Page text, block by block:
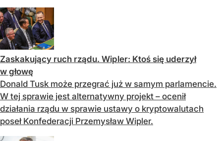
Zaskakujący ruch rządu. Wipler: Ktoś się uderzył
w głowę
Donald Tusk może przegrać już w samym parlamencie.
W tej sprawie jest alternatywny projekt – ocenił
działania rządu w sprawie ustawy o kryptowalutach
poseł Konfederacji Przemysław Wipler.